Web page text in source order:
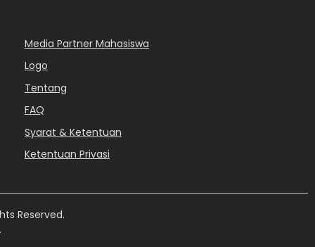
Media Partner Mahasiswa
Logo
Tentang
FAQ
Syarat & Ketentuan
Ketentuan Privasi
Reserved.